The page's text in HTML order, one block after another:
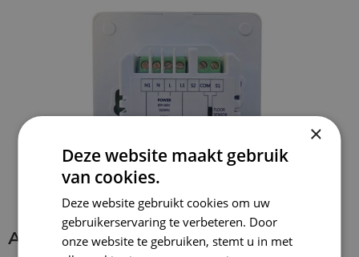
Aansluiten thermostaat
×
Deze website maakt gebruik
van cookies.
Deze website gebruikt cookies om uw
gebruikerservaring te verbeteren. Door
onze website te gebruiken, stemt u in met